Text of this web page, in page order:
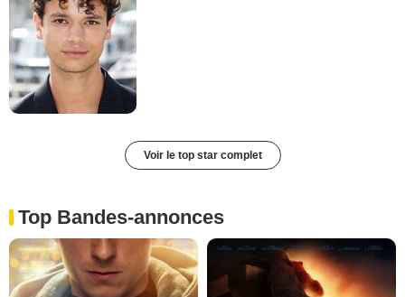
Voir le top star complet
Top Bandes-annonces